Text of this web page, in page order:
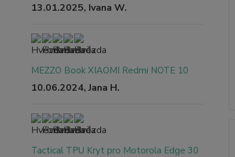
13.01.2025, Ivana W.
MEZZO Book XIAOMI Redmi NOTE 10
10.06.2024, Jana H.
Tactical TPU Kryt pro Motorola Edge 30